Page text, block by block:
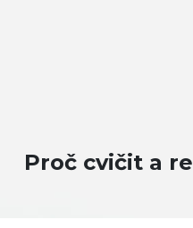
Proč cvičit a